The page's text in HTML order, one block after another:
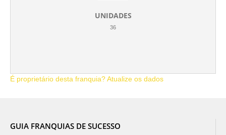
UNIDADES
36
É proprietário desta franquia? Atualize os dados
GUIA FRANQUIAS DE SUCESSO